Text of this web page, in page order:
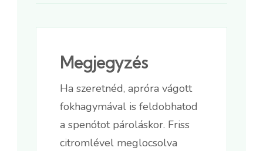
Megjegyzés
Ha szeretnéd, apróra vágott
fokhagymával is feldobhatod
a spenótot pároláskor. Friss
citromlével meglocsolva